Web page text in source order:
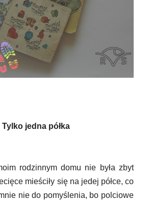
Tylko jedna półka
rodzinnym domu nie była zbyt
mieściły się na jedej półce, co
nie do pomyślenia, bo polciowe